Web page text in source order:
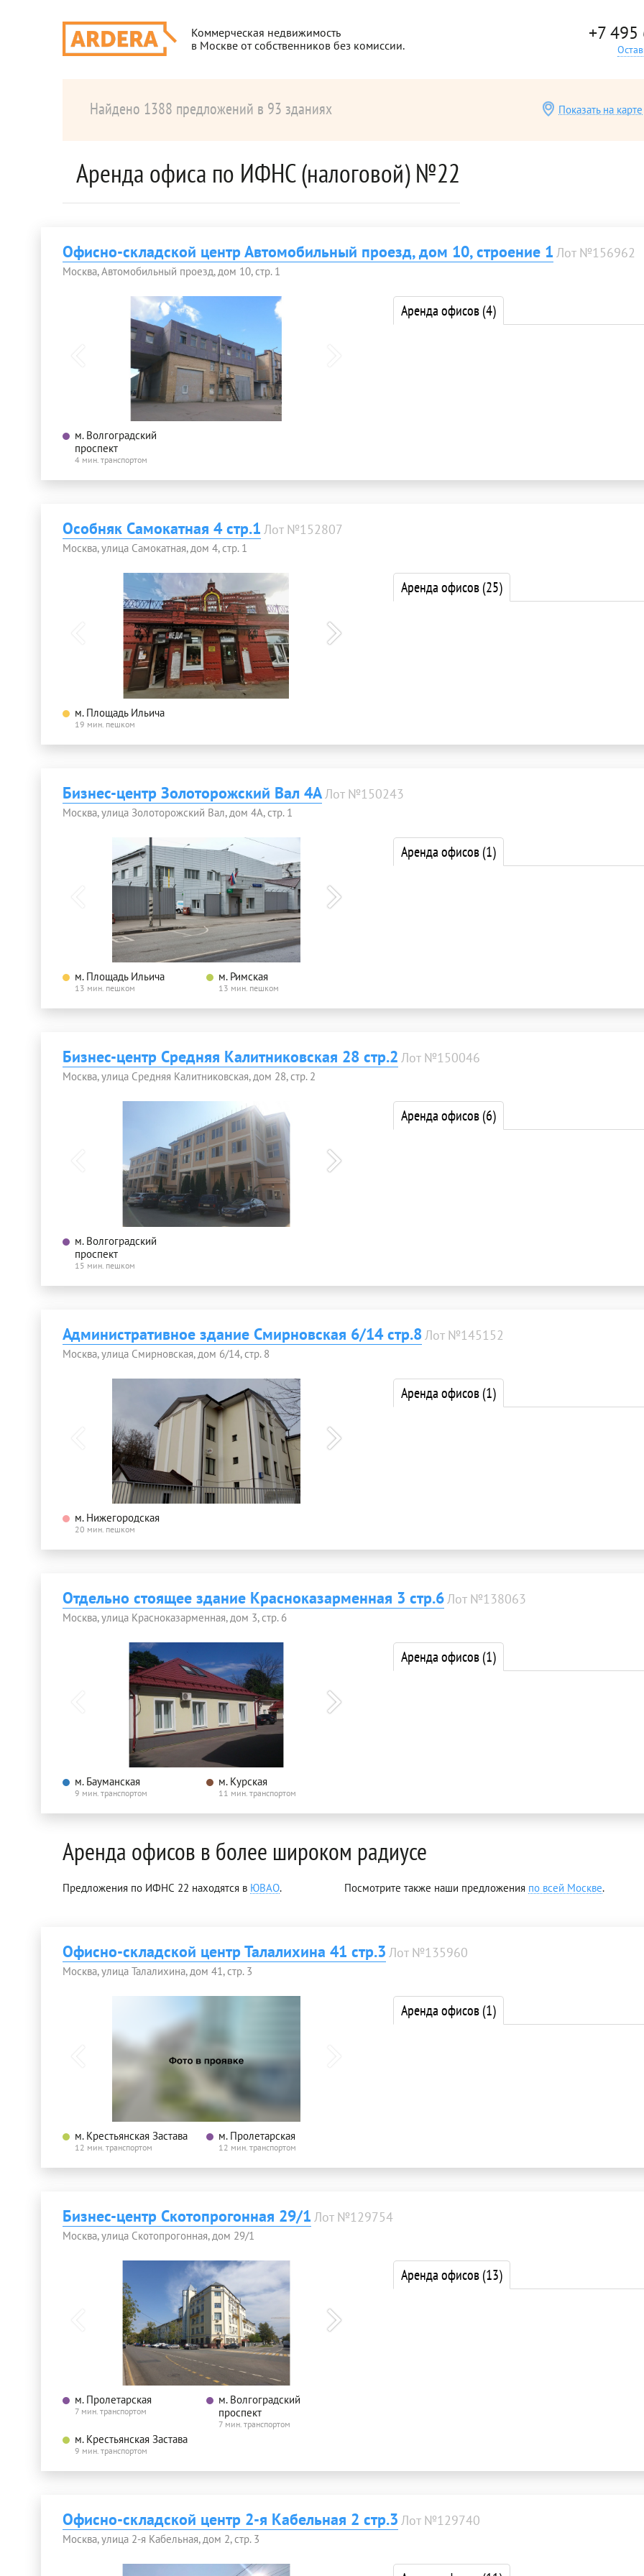
Коммерческая недвижимость
в Москве от собственников без комиссии.
+7
Найдено 1388 предложений в 93 зданиях Показать на карте
Аренда офиса по ИФНС (налоговой) №22
Офисно-складской центр Автомобильный проезд, дом 10, строение 1 Лот №156962
Москва, Автомобильный проезд, дом 10, стр. 1
м. Волгоградский
проспект
4 мин. транспортом
Аренда офисов(4)
Особняк Самокатная 4 стр.1 Лот №152807
Москва, улица Самокатная, дом 4, стр. 1
м. Площадь Ильича
19 мин. пешком
Аренда офисов(25)
Бизнес-центр Золоторожский Вал 4АЛот №150243
Москва, улица Золоторожский Вал, дом 4А, стр. 1
м. Площадь Ильича
13 мин. пешком
м. Римская
13 мин. пешком
Аренда офисов(1)
Бизнес-центр Средняя Калитниковская 28 стр.2 Лот №150046
Москва, улица Средняя Калитниковская, дом 28, стр. 2
м. Волгоградский
проспект
15 мин. пешком
Аренда офисов(6)
Административное здание Смирновская 6/14 стр.8 Лот №145152
Москва, улица Смирновская, дом 6/14, стр. 8
м. Нижегородская
20 мин. пешком
Аренда офисов(1)
Отдельно стоящее здание Красноказарменная 3 стр.6Лот №138063
Москва, улица Красноказарменная, дом 3, стр. 6
м. Бауманская
9 мин. транспортом
м. Курская
11 мин. транспортом
Аренда офисов(1)
Аренда офисов в более широком радиусе
Предложения по ИФНС 22 находятся в ЮВАО. Посмотрите также наши предложения по всей Москве.
Офисно-складской центр Талалихина 41 стр.3 Лот №135960
Москва, улица Талалихина, дом 41, стр. 3
м. Крестьянская Застава
12 мин. транспортом
м. Пролетарская
12 мин. транспортом
Аренда офисов(1)
Бизнес-центр Скотопрогонная 29/1 Лот №129754
Москва, улица Скотопрогонная, дом 29/1
м. Пролетарская
7 мин. транспортом
м. Волгоградский
проспект
7 мин. транспортом
м. Крестьянская Застава
9 мин. транспортом
Аренда офисов(13)
Офисно-складской центр 2-я Кабельная 2 стр.3 Лот №129740
Москва, улица 2-я Кабельная, дом 2, стр. 3